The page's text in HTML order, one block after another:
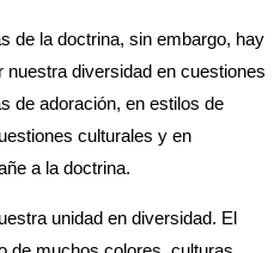
de la doctrina, sin embargo, hay
diversidad en cuestiones
de adoración, en estilos de
culturales y en
a la doctrina.
unidad en diversidad. El